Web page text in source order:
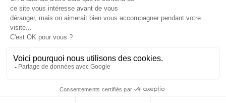
Mentions légales